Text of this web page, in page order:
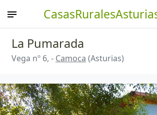
La Pumarada
Vega nº 6, - Camoca (Asturias)